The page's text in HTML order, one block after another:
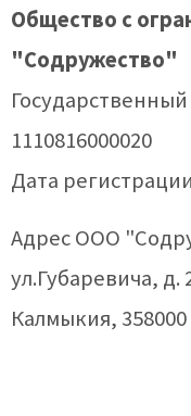
Общество с
"Содружество"
1110816000020
Дата
Адрес ООО
ул.Губаревича, д.
Калмыкия, 358000